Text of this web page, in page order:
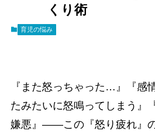
くり術
育児の悩み
『また怒っちゃった…』『感
たみたいに怒鳴ってしまう』
嫌悪』――この『怒り疲れ』